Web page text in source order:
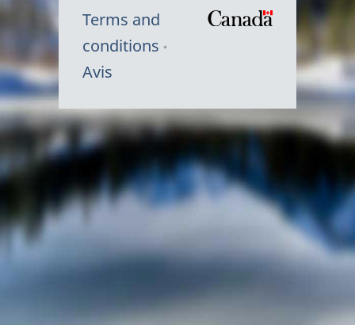
Terms and
conditions
Avis
Symbole
du
Canada